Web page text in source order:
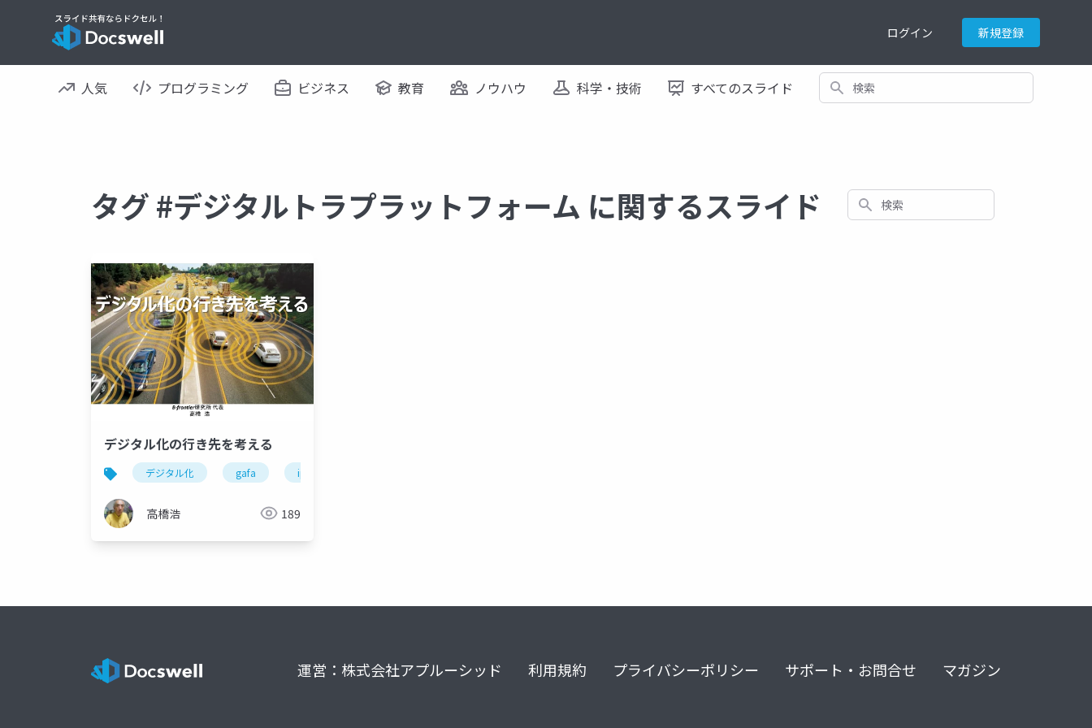
ログイン 新規登録
人気 プログラミング ビジネス 教育 ノウハウ 科学・技術 すべてのスライド 検索
タグ #デジタルトラプラットフォーム に関するスライド 検索
デジタル化の行き先を考える
デジタル化 gafa iphone
高橋浩 189
運営：株式会社アプルーシッド 利用規約 プライバシーポリシー サポート・お問合せ マガジン